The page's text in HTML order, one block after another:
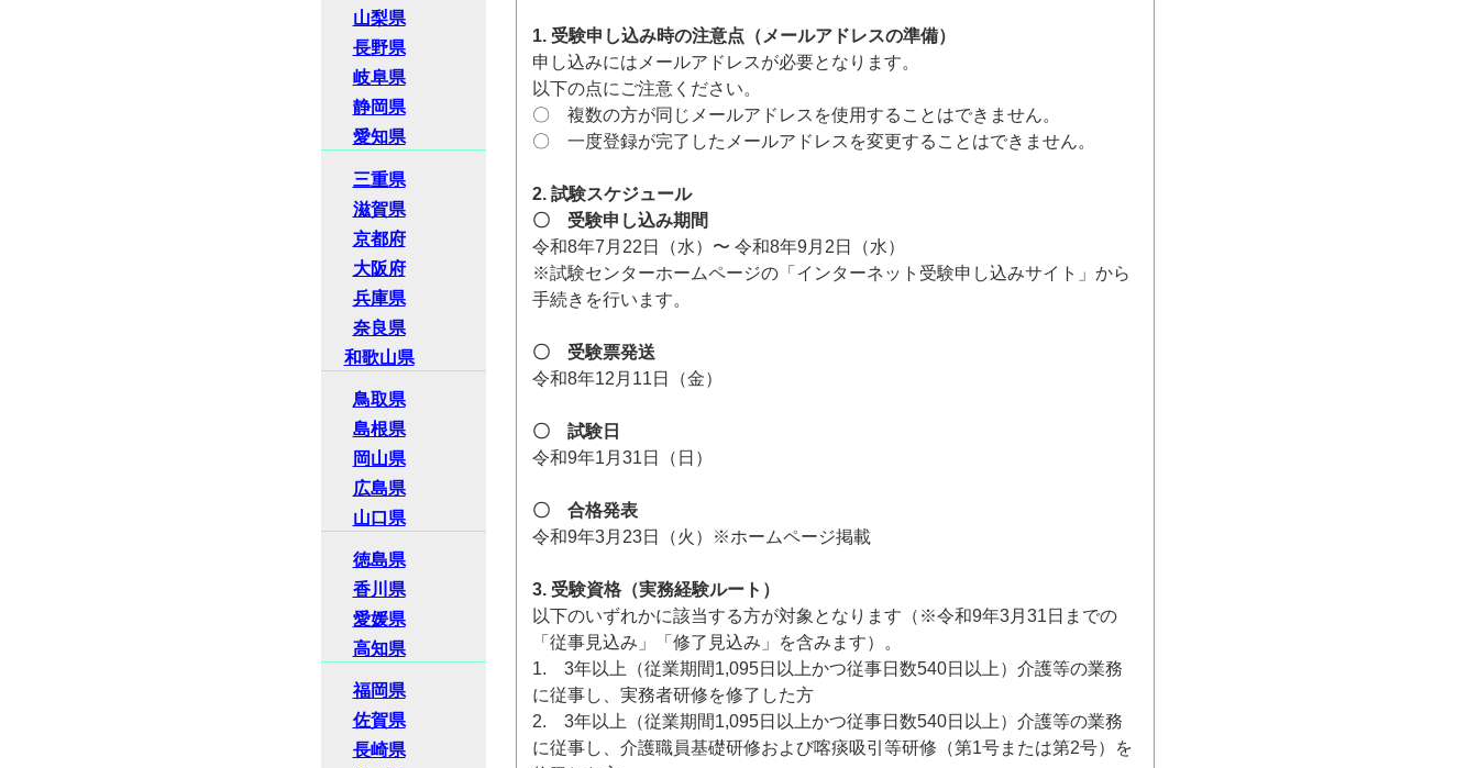
1. 受験申し込み時の注意点（メールアドレスの準備）
申し込みにはメールアドレスが必要となります。
以下の点にご注意ください。
〇 複数の方が同じメールアドレスを使用することはできません。
〇 一度登録が完了したメールアドレスを変更することはできません。
2. 試験スケジュール
〇 受験申し込み期間
令和8年7月22日（水）〜 令和8年9月2日（水）
※試験センターホームページの「インターネット受験申し込みサイト」から
手続きを行います。
〇 受験票発送
令和8年12月11日（金）
〇 試験日
令和9年1月31日（日）
〇 合格発表
令和9年3月23日（火）※ホームページ掲載
3. 受験資格（実務経験ルート）
以下のいずれかに該当する方が対象となります（※令和9年3月31日までの
「従事見込み」「修了見込み」を含みます）。
1. 3年以上（従業期間1,095日以上かつ従事日数540日以上）介護等の業務
に従事し、実務者研修を修了した方
2. 3年以上（従業期間1,095日以上かつ従事日数540日以上）介護等の業務
に従事し、介護職員基礎研修および喀痰吸引等研修（第1号または第2号）を
山梨県
長野県
岐阜県
静岡県
愛知県
三重県
滋賀県
京都府
大阪府
兵庫県
奈良県
和歌山県
鳥取県
島根県
岡山県
広島県
山口県
徳島県
香川県
愛媛県
高知県
福岡県
佐賀県
長崎県